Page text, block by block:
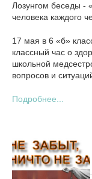
Лозунгом беседы -
человека каждого
17 мая в 6 «б»
классный час о
школьной
вопросов и
Подробнее...